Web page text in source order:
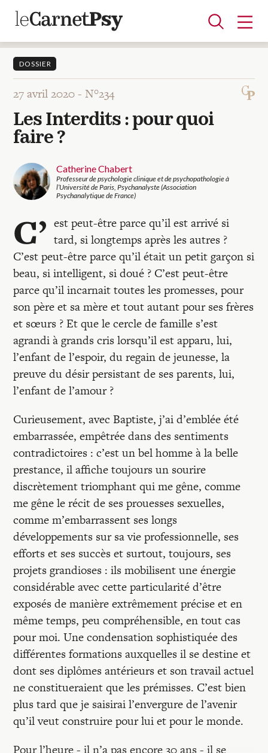
Articles
A la une
Adolescence
Dispositif
Enfance
Périnatalité
Psychanalyse
Psychopathologie
Soin
Dossiers
Auteurs
Blocs-notes
Recherches
Entretiens
Revues
Colloque
Mon panier
Mon compte
DOSSIER
27 avril 2020 -N°234
Les Interdits : pour quoi
faire ?
Catherine Chabert
Professeur de psychologie clinique et de psychopathologie à
l’Université de Paris, Psychanalyste (Association
Psychanalytique de France)
C’ est peut-être parce qu’il est arrivé si
tard, si longtemps après les autres ?
C’est peut-être parce qu’il était un petit garçon si
beau, si intelligent, si doué ? C’est peut-être
parce qu’il incarnait toutes les promesses, pour
son père et sa mère et tout autant pour ses frères
et sœurs ? Et que le cercle de famille s’est
agrandi à grands cris lorsqu’il est apparu, lui,
l’enfant de l’espoir, du regain de jeunesse, la
preuve du désir persistant de ses parents, lui,
l’enfant de l’amour ?
Curieusement, avec Baptiste, j’ai d’emblée été
embarrassée, empêtrée dans des sentiments
contradictoires : c’est un bel homme à la belle
prestance, il affiche toujours un sourire
discrètement triomphant qui me gêne, comme
me gêne le récit de ses prouesses sexuelles,
comme m’embarrassent ses longs
développements sur sa vie professionnelle, ses
efforts et ses succès et surtout, toujours, ses
projets grandioses : ils mobilisent une énergie
considérable avec cette particularité d’être
exposés de manière extrêmement précise et en
même temps, peu compréhensible, en tout cas
pour moi. Une condensation sophistiquée des
différentes formations auxquelles il se destine et
dont ses diplômes antérieurs et son travail actuel
ne constitueraient que les prémisses. C’est bien
plus tard que je saisirai l’envergure de l’avenir
qu’il veut construire pour lui et pour le monde.
Pour l’heure - il n’a pas encore 30 ans - il se